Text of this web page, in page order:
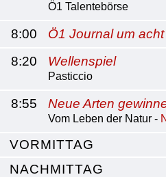
Ö1 Talentebörse
8:00
Ö1 Journal um acht
8:20
Wellenspiel
Pasticcio
8:55 Neue Arten
Vom Leben der Natur -
VORMITTAG
NACHMITTAG